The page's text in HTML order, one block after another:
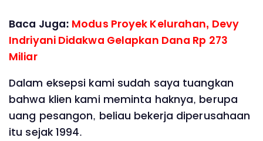
Baca Juga: Modus Proyek Kelurahan, Devy
Indriyani Didakwa Gelapkan Dana Rp 273
Miliar
Dalam eksepsi kami sudah saya tuangkan
bahwa klien kami meminta haknya, berupa
uang pesangon, beliau bekerja diperusahaan
itu sejak 1994.